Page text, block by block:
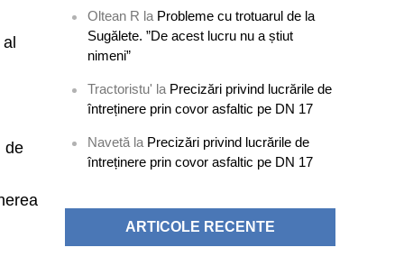
de
Oltean R la Probleme cu trotuarul de la
Sugălete. ”De acest lucru nu a știut
nimeni”
Tractoristu' la Precizări privind lucrările de
întreținere prin covor asfaltic pe DN 17
Navetă la Precizări privind lucrările de
întreținere prin covor asfaltic pe DN 17
ARTICOLE RECENTE